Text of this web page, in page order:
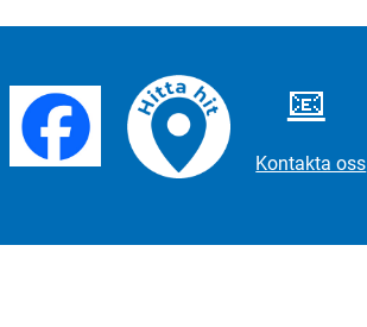
📧
Kontakta oss